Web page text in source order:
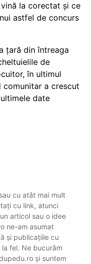
la corectat și ce
astfel de concurs
țară din întreaga
de
în ultimul
comunitar a crescut
date
cu atât mai mult
cu link, atunci
articol sau o idee
ne-am asumat
și publicațiile cu
fel. Ne bucurăm
și suntem